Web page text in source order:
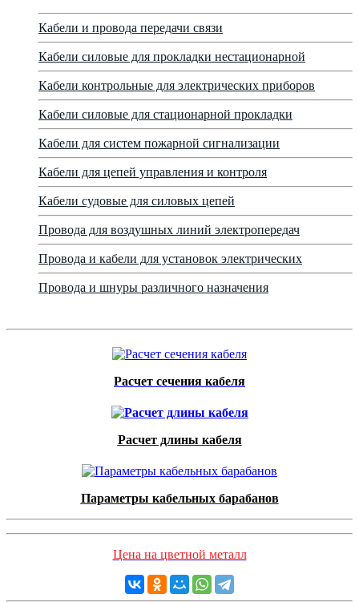
Кабели и провода передачи связи
Кабели силовые для прокладки нестационарной
Кабели контрольные для электрических приборов
Кабели силовые для стационарной прокладки
Кабели для систем пожарной сигнализации
Кабели для цепей управления и контроля
Кабели судовые для силовых цепей
Провода для воздушных линий электропередач
Провода и кабели для установок электрических
Провода и шнуры различного назначения
Расчет сечения кабеля
Расчет длины кабеля
Параметры кабельных барабанов
Цена на цветной металл